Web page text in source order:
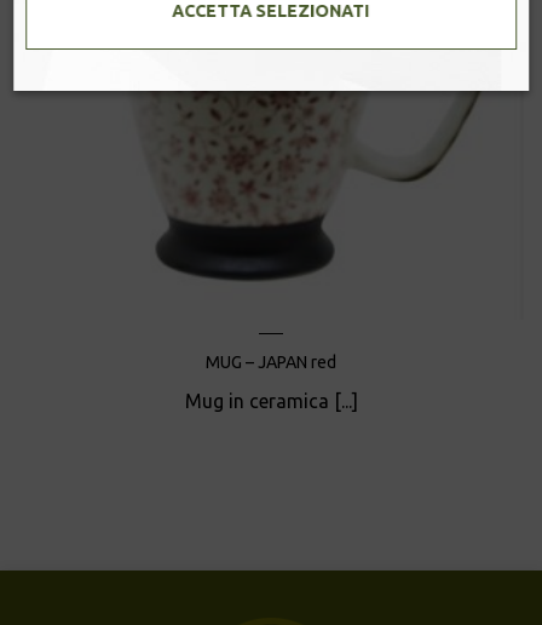
MUG – JAPAN red
Mug in ceramica [...]
ACCETTA SELEZIONATI